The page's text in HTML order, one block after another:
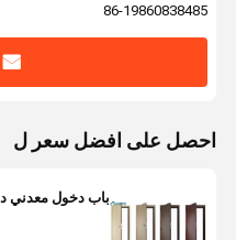
86-19860838485
احصل على افضل سعر ل
باب دخول معدني